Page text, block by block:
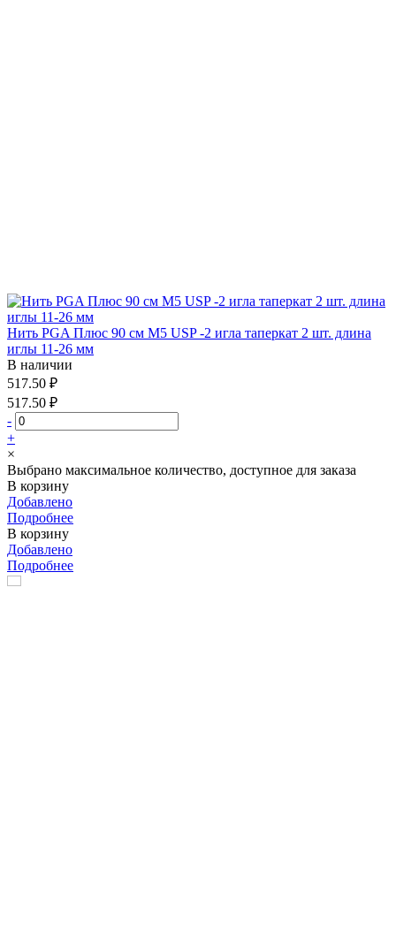
Нить PGA Плюс 90 см М5 USP -2 игла таперкат 2 шт. длина
иглы 11-26 мм
В наличии
517.50 ₽
517.50 ₽
-
+
×
Выбрано максимальное количество, доступное для заказа
В корзину
Добавлено
Подробнее
В корзину
Добавлено
Подробнее